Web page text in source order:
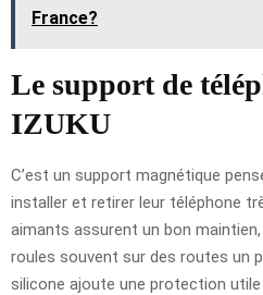
France?
Le support de
IZUKU
C’est un support magnétique
installer et retirer leur téléphone
aimants assurent un bon
roules souvent sur des routes un
silicone ajoute une protection